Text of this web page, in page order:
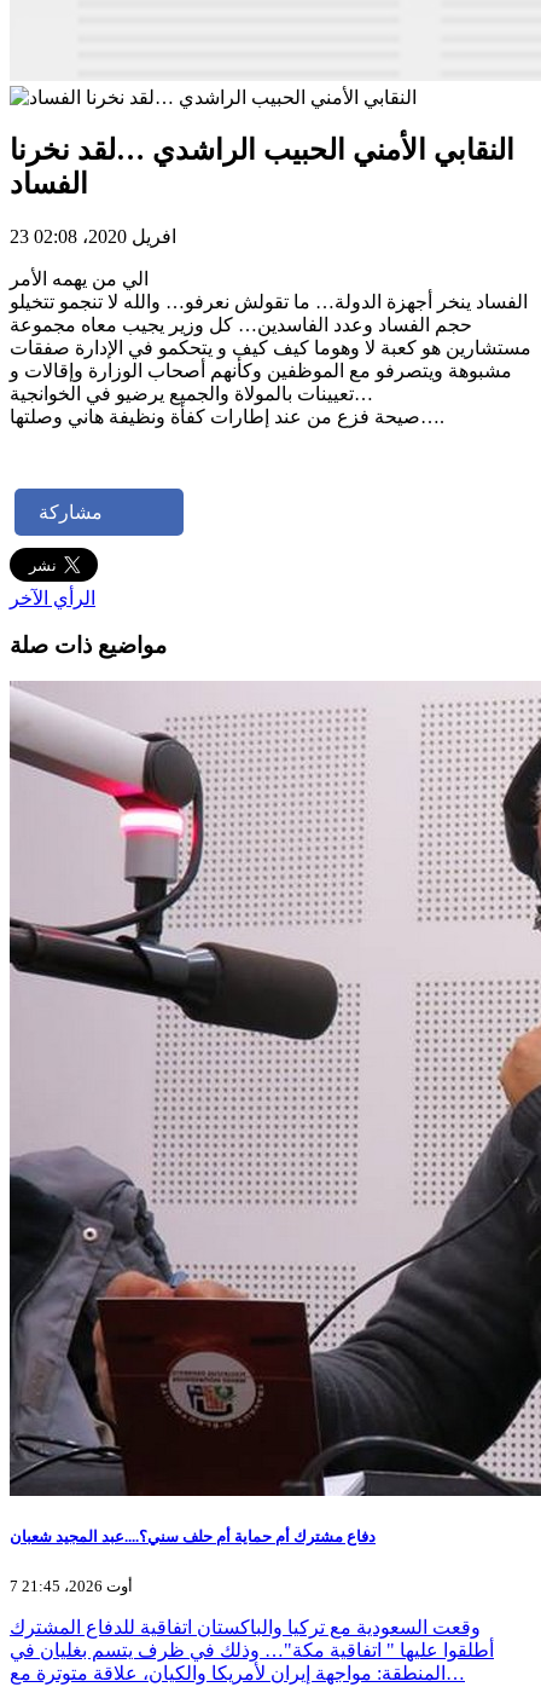
النقابي الأمني الحبيب الراشدي …لقد نخرنا
الفساد
23 افريل 2020، 02:08
الي من يهمه الأمر
الفساد ينخر أجهزة الدولة… ما تقولش نعرفو… والله لا تنجمو تتخيلو
حجم الفساد وعدد الفاسدين… كل وزير يجيب معاه مجموعة
مستشارين هو كعبة لا وهوما كيف كيف و يتحكمو في الإدارة صفقات
مشبوهة ويتصرفو مع الموظفين وكأنهم أصحاب الوزارة وإقالات و
تعيينات بالمولاة والجميع يرضيو في الخوانجية…
صيحة فزع من عند إطارات كفأة ونظيفة هاني وصلتها….
مشاركة
الرأي الآخر
مواضيع ذات صلة
دفاع مشترك أم حماية أم حلف سني؟....عبد المجيد شعبان
7 أوت 2026، 21:45
وقعت السعودية مع تركيا والباكستان اتفاقية للدفاع المشترك
أطلقوا عليها " اتفاقية مكة"… وذلك في ظرف يتسم بغليان في
المنطقة: مواجهة إيران لأمريكا والكيان، علاقة متوترة مع…